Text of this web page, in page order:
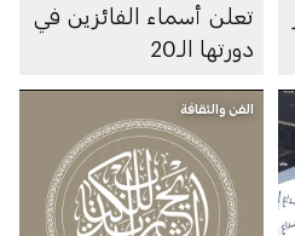
تعلن أسماء الفائزين في
دورتها الـ20
الفن والثقافة